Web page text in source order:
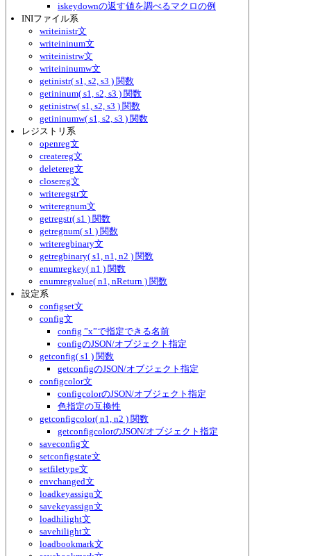
iskeydownの返す値を調べるマクロの例
INIファイル系
writeinistr文
writeininum文
writeinistrw文
writeininumw文
getinistr( s1, s2, s3 ) 関数
getininum( s1, s2, s3 ) 関数
getinistrw( s1, s2, s3 ) 関数
getininumw( s1, s2, s3 ) 関数
レジストリ系
openreg文
createreg文
deletereg文
closereg文
writeregstr文
writeregnum文
getregstr( s1 ) 関数
getregnum( s1 ) 関数
writeregbinary文
getregbinary( s1, n1, n2 ) 関数
enumregkey( n1 ) 関数
enumregvalue( n1, nReturn ) 関数
設定系
configset文
config文
config ”x”で指定できる名前
configのJSON/オブジェクト指定
getconfig( s1 ) 関数
getconfigのJSON/オブジェクト指定
configcolor文
configcolorのJSON/オブジェクト指定
色指定の互換性
getconfigcolor( n1, n2 ) 関数
getconfigcolorのJSON/オブジェクト指定
saveconfig文
setconfigstate文
setfiletype文
envchanged文
loadkeyassign文
savekeyassign文
loadhilight文
savehilight文
loadbookmark文